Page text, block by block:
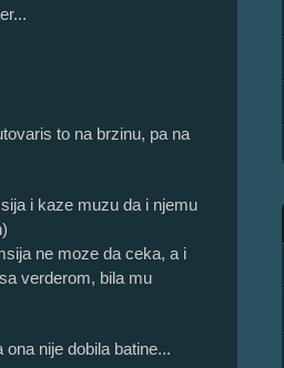
to na brzinu, pa na
i kaze muzu da i njemu
ne moze da ceka, a i
verderom, bila mu
nije dobila batine...